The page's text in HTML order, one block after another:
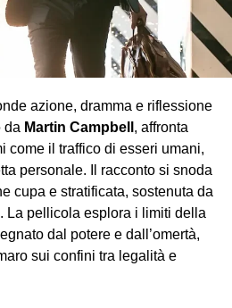
azione, dramma e riflessione
da Martin Campbell , affronta
come il traffico di esseri umani,
personale. Il racconto si snoda
cupa e stratificata, sostenuta da
La pellicola esplora i limiti della
dal potere e dall’omertà,
sui confini tra legalità e